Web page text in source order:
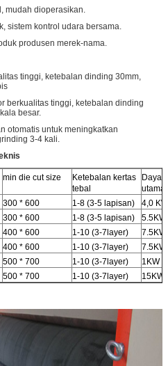
mudah dioperasikan.
sistem kontrol udara bersama.
produsen merek-nama.
tinggi, ketebalan dinding 30mm,
berkualitas tinggi, ketebalan dinding
besar.
otomatis untuk meningkatkan
3-4 kali.
min die cut size
Ketebalan kertas
tebal
Daya
utama
300 * 600 1-8 (3-5 lapisan)
4,0 KW
300 * 600 1-8 (3-5 lapisan)
5.5KW
400 * 600 1-10 (3-7layer)
7.5KW
400 * 600 1-10 (3-7layer)
7.5KW
500 * 700 1-10 (3-7layer)
1KW
500 * 700 1-10 (3-7layer) 15KW